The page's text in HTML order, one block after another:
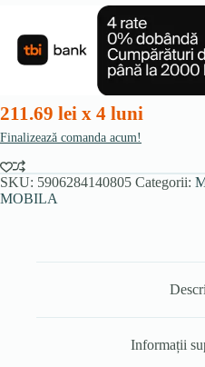
160
nuc/negru
211.69 lei x 4 luni
Finalizează comanda acum!
SKU: 5906284140805 Categorii:
MOBILA
Informații